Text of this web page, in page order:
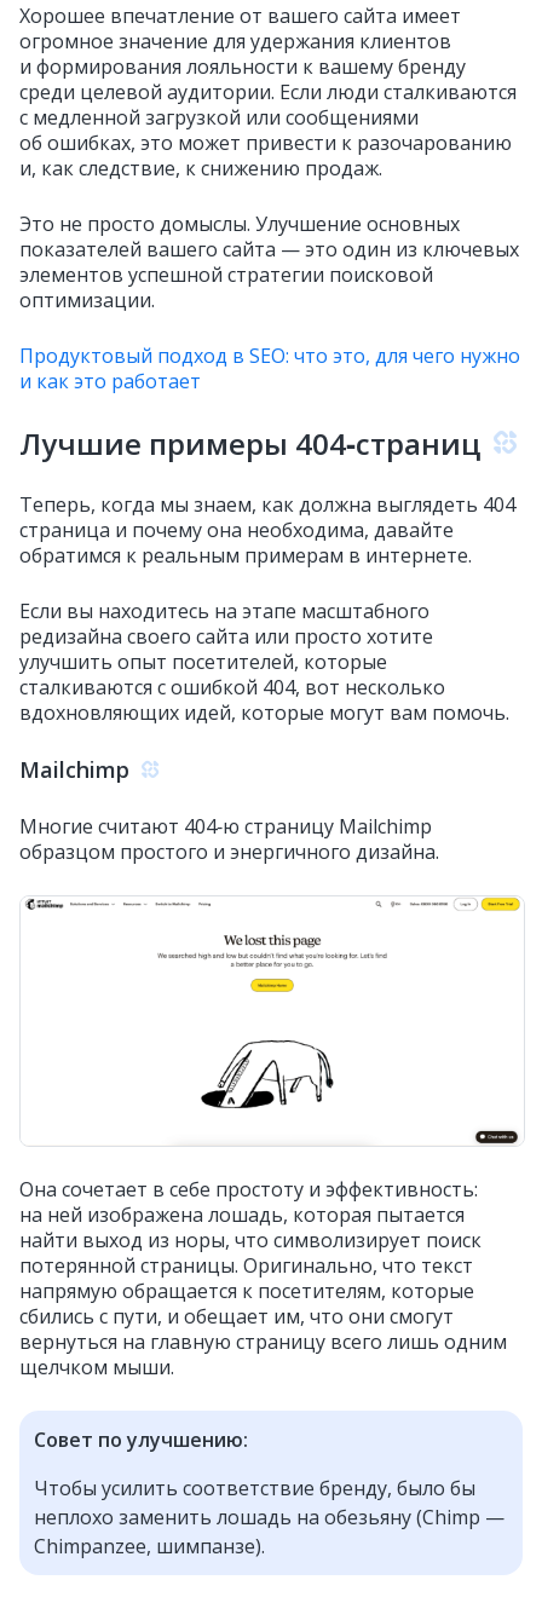
Хорошее впечатление от вашего сайта имеет
огромное значение для удержания клиентов
и формирования лояльности к вашему бренду
среди целевой аудитории. Если люди сталкиваются
с медленной загрузкой или сообщениями
об ошибках, это может привести к разочарованию
и, как следствие, к снижению продаж.
Это не просто домыслы. Улучшение основных
показателей вашего сайта — это один из ключевых
элементов успешной стратегии поисковой
оптимизации.
Продуктовый подход в SEO: что это, для чего нужно
и как это работает
Лучшие примеры 404‑страниц
Теперь, когда мы знаем, как должна выглядеть 404
страница и почему она необходима, давайте
обратимся к реальным примерам в интернете.
Если вы находитесь на этапе масштабного
редизайна своего сайта или просто хотите
улучшить опыт посетителей, которые
сталкиваются с ошибкой 404, вот несколько
вдохновляющих идей, которые могут вам помочь.
Mailchimp
Многие считают 404‑ю страницу Mailchimp
образцом простого и энергичного дизайна.
Она сочетает в себе простоту и эффективность:
на ней изображена лошадь, которая пытается
найти выход из норы, что символизирует поиск
потерянной страницы. Оригинально, что текст
напрямую обращается к посетителям, которые
сбились с пути, и обещает им, что они смогут
вернуться на главную страницу всего лишь одним
щелчком мыши.
Совет по улучшению:
Чтобы усилить соответствие бренду, было бы
неплохо заменить лошадь на обезьяну (Chimp —
Chimpanzee, шимпанзе).